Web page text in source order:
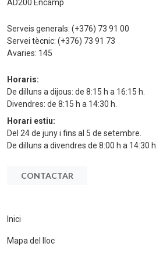
AD200 Encamp
Serveis generals: (+376) 73 91 00
Servei tècnic: (+376) 73 91 73
Avaries: 145
Horaris:
De dilluns a dijous: de 8:15 h a 16:15 h.
Divendres: de 8:15 h a 14:30 h.
Horari estiu:
Del 24 de juny i fins al 5 de setembre.
De dilluns a divendres de 8:00 h a 14:30 h.
CONTACTAR
Inici
Mapa del lloc